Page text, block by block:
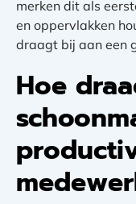
merken dit als
en oppervlakken
draagt bij aan een
Hoe